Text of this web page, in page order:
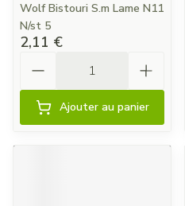
Wolf Bistouri S.m Lame N11
N/st 5
2,11 €
Ajouter au panier